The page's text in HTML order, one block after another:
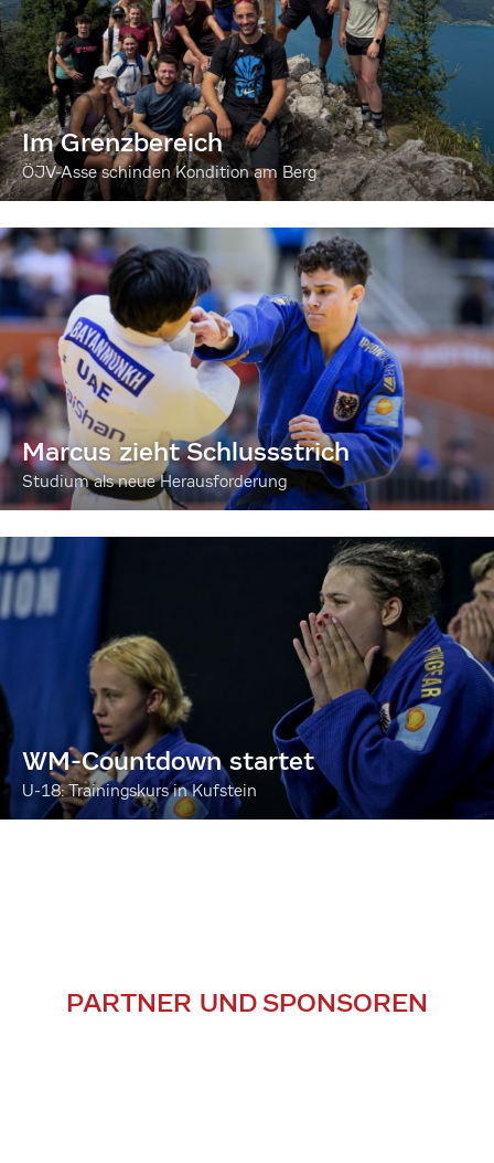
Im Grenzbereich
ÖJV-Asse schinden Kondition am Berg
Marcus zieht Schlussstrich
Studium als neue Herausforderung
WM-Countdown startet
U-18: Trainingskurs in Kufstein
PARTNER UND SPONSOREN